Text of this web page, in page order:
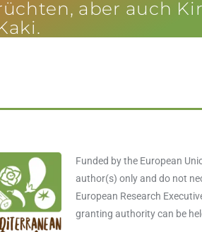
aber auch
Funded by the European
author(s) only and do not
European Research
granting authority can be